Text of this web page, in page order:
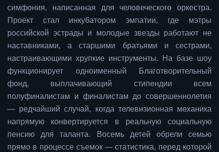
симфония, написанная для человеческого оркестра.
Проект стал инкубатором эмпатии, где мэтры
российской эстрады и молодые звезды работают не
наставниками, а старшими братьями и сестрами,
настраивающими хрупкие инструменты. На базе шоу
функционирует одноименный Благотворительный
фонд, выплачивающий стипендии всем
полуфиналистам и финалистам до совершеннолетия
— редчайший случай, когда телевизионная механика
напрямую конвертируется в реальную социальную
пенсию для таланта. Восемь детей обрели семью
прямо в процессе съемок — статистика, перед которой